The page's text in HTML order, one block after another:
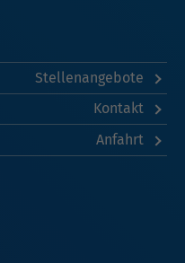
Stellenangebote
Kontakt
Anfahrt